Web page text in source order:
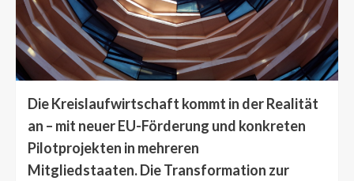
Die Kreislaufwirtschaft kommt in der Realität
an – mit neuer EU-Förderung und konkreten
Pilotprojekten in mehreren
Mitgliedstaaten. Die Transformation zur